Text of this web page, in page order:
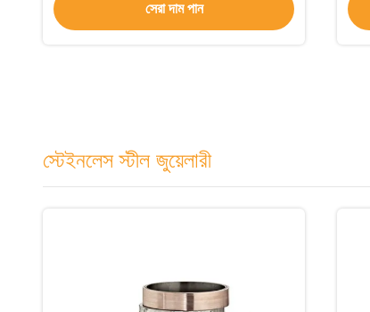
সেরা দাম পান
স্টেইনলেস স্টীল জুয়েলারী